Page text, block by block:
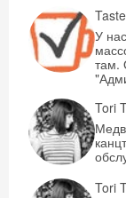
У
там.
Tori
Tori